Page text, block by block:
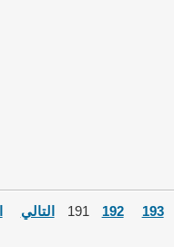
193
192
191 التالي